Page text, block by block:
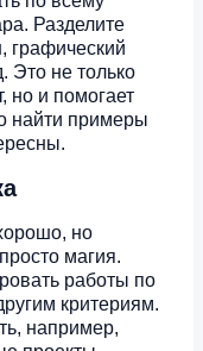
Разделите
графический
Это не только
но и помогает
найти примеры
но
магия.
работы по
критериям.
например,